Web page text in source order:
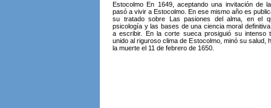
Estocolmo En 1649, aceptando una invitación de
pasó a vivir a Estocolmo. En ese mismo año es
su tratado sobre Las pasiones del alma, en el
psicología y las bases de una ciencia moral
a escribir. En la corte sueca prosiguió su intenso
unido al riguroso clima de Estocolmo, minó su salud,
la muerte el 11 de febrero de 1650.